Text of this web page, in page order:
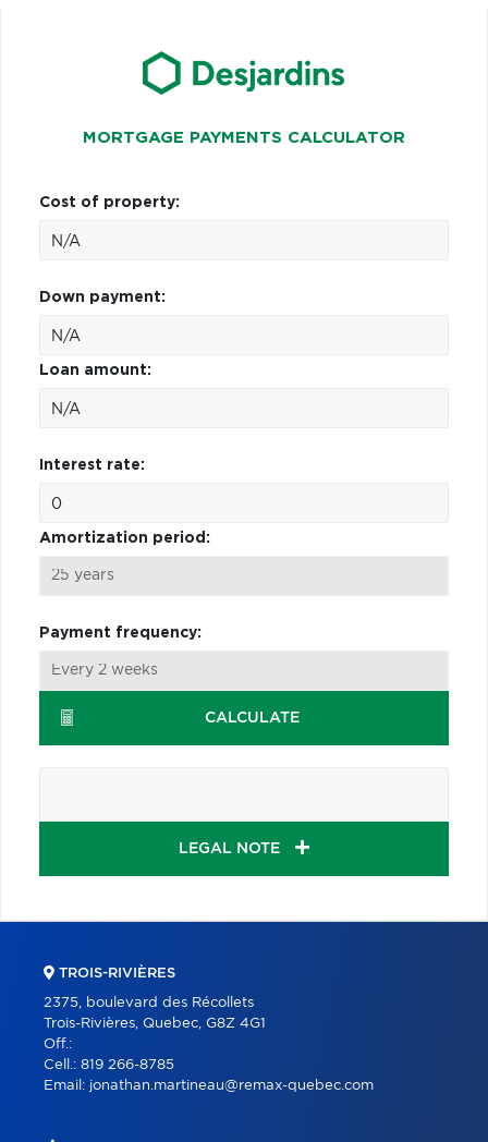
MORTGAGE PAYMENTS CALCULATOR
Cost of property:
Down payment:
Loan amount:
Interest rate:
Amortization period:
Payment frequency:
CALCULATE
LEGAL NOTE
TROIS-RIVIÈRES
2375, boulevard des Récollets
Trois-Rivières, Quebec, G8Z 4G1
Off.:
Cell.: 819 266-8785
Email: jonathan.martineau@remax-quebec.com